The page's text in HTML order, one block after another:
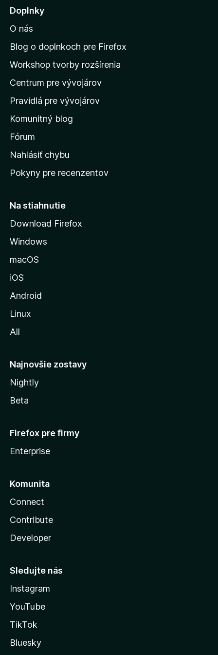
j
ť
n
d
o
m
v
s
k
s
r
n
k
o
z
l
Doplnky
O nás
Blog o doplnkoch pre Firefox
Workshop tvorby rozšírenia
Centrum pre vývojárov
Pravidlá pre vývojárov
Komunitný blog
Fórum
Nahlásiť chybu
Pokyny pre recenzentov
Na stiahnutie
Download Firefox
Windows
macOS
iOS
Android
Linux
All
Najnovšie zostavy
Nightly
Beta
Firefox pre firmy
Enterprise
Komunita
Connect
Contribute
Developer
Sledujte nás
Instagram
YouTube
TikTok
Bluesky